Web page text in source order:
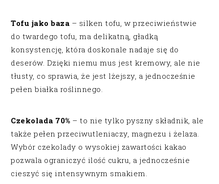
Tofu jako baza – silken tofu, w przeciwieństwie
do twardego tofu, ma delikatną, gładką
konsystencję, która doskonale nadaje się do
deserów. Dzięki niemu mus jest kremowy, ale nie
tłusty, co sprawia, że jest lżejszy, a jednocześnie
pełen białka roślinnego.
Czekolada 70% – to nie tylko pyszny składnik, ale
także pełen przeciwutleniaczy, magnezu i żelaza.
Wybór czekolady o wysokiej zawartości kakao
pozwala ograniczyć ilość cukru, a jednocześnie
cieszyć się intensywnym smakiem.